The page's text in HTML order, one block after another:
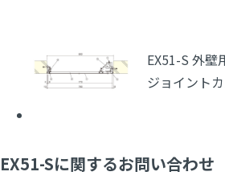
EX51-S 外
ジョイント
EX51-Sに関するお問い合わせ